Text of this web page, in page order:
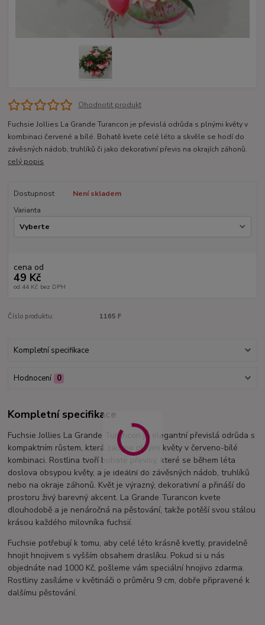
Ohodnotit produkt
Fuchsie Jollies La Grande Turancon je převislá odrůda s plnými květy v
kombinaci červené a bílé. Bohatě kvete celé léto a skvěle se hodí do
závěsných nádob, truhlíků či jako dekorativní převis na okrajích záhonů.
celý popis
Dostupnost
Není skladem
Varianta
cena od
49 Kč
od 44 Kč bez DPH
Číslo produktu: 1165 F
Kompletní specifikace
Hodnocení 0
Kompletní specifikace
Fuchsie Jollies La Grande Turancon je elegantní převislá odrůda s
kompaktním růstem, která zaujme plnými květy v červeno-bílé
kombinaci. Rostlina tvoří bohaté převisy, které se během léta
doslova obsypou květy, a je ideální do závěsných nádob, truhlíků
nebo na okraje záhonů. Květ je výrazný, dekorativní a přináší do
prostoru živý barevný akcent. La Grande Turancon kvete
dlouhodobě a je nenáročná na pěstování, takže potěší svou stálou
krásou každého milovníka fuchsií.
Fuchsie potřebují k tomu, aby celé léto krásně kvetly, pravidelně
hnojit hnojivem s vyšším obsahem draslíku. Pokud si u nás
objednáte nad 1000 Kč, pošleme vám speciální hnojivo zdarma.
Rostliny zasíláme v květináči o průměru 9 cm, dobře připravené k
dalšímu pěstování.